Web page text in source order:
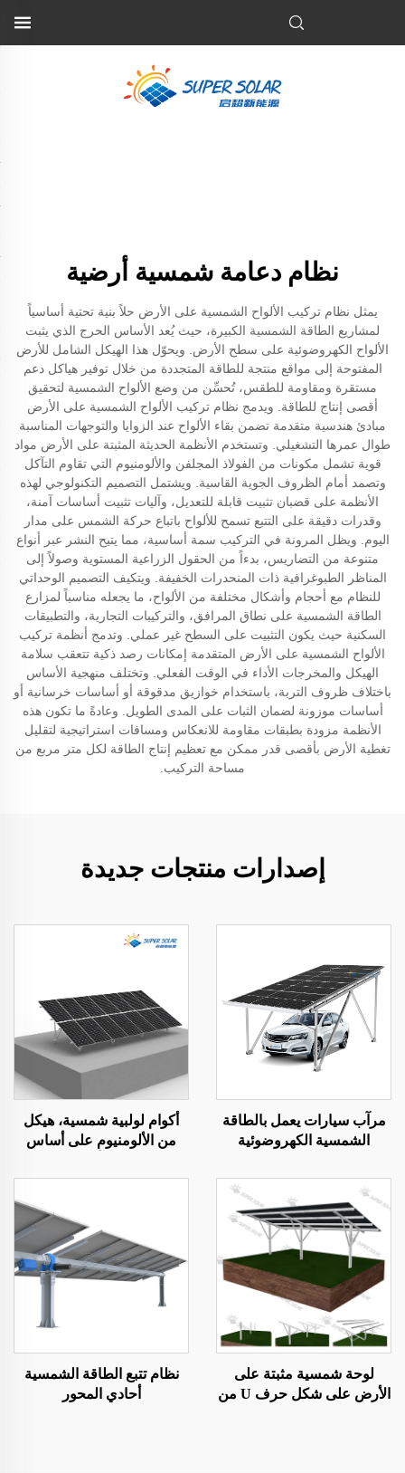
نظام دعامة شمسية أرضية
يمثل نظام تركيب الألواح الشمسية على الأرض حلاً بنية تحتية أساسياً
لمشاريع الطاقة الشمسية الكبيرة، حيث يُعد الأساس الحرج الذي يثبت
الألواح الكهروضوئية على سطح الأرض. ويحوّل هذا الهيكل الشامل للأرض
المفتوحة إلى مواقع منتجة للطاقة المتجددة من خلال توفير هياكل دعم
مستقرة ومقاومة للطقس، تُحسِّن من وضع الألواح الشمسية لتحقيق
أقصى إنتاج للطاقة. ويدمج نظام تركيب الألواح الشمسية على الأرض
مبادئ هندسية متقدمة تضمن بقاء الألواح عند الزوايا والتوجهات المناسبة
طوال عمرها التشغيلي. وتستخدم الأنظمة الحديثة المثبتة على الأرض مواد
قوية تشمل مكونات من الفولاذ المجلفن والألومنيوم التي تقاوم التآكل
وتصمد أمام الظروف الجوية القاسية. ويشتمل التصميم التكنولوجي لهذه
الأنظمة على قضبان تثبيت قابلة للتعديل، وآليات تثبيت أساسات آمنة،
وقدرات دقيقة على التتبع تسمح للألواح باتباع حركة الشمس على مدار
اليوم. ويظل المرونة في التركيب سمة أساسية، مما يتيح النشر عبر أنواع
متنوعة من التضاريس، بدءاً من الحقول الزراعية المستوية وصولاً إلى
المناظر الطبوغرافية ذات المنحدرات الخفيفة. ويتكيف التصميم الوحداتي
للنظام مع أحجام وأشكال مختلفة من الألواح، ما يجعله مناسباً لمزارع
الطاقة الشمسية على نطاق المرافق، والتركيبات التجارية، والتطبيقات
السكنية حيث يكون التثبيت على السطح غير عملي. وتدمج أنظمة تركيب
الألواح الشمسية على الأرض المتقدمة إمكانات رصد ذكية تتعقب سلامة
الهيكل والمخرجات الأداء في الوقت الفعلي. وتختلف منهجية الأساس
باختلاف ظروف التربة، باستخدام خوازيق مدقوقة أو أساسات خرسانية أو
أساسات موزونة لضمان الثبات على المدى الطويل. وعادةً ما تكون هذه
الأنظمة مزودة بطبقات مقاومة للانعكاس ومسافات استراتيجية لتقليل
تغطية الأرض بأقصى قدر ممكن مع تعظيم إنتاج الطاقة لكل متر مربع من
مساحة التركيب.
إصدارات منتجات جديدة
مرآب سيارات يعمل بالطاقة
الشمسية الكهروضوئية
أكوام لولبية شمسية، هيكل
من الألومنيوم على أساس
لوحة شمسية مثبتة على
الأرض على شكل حرف U من
نظام تتبع الطاقة الشمسية
أحادي المحور